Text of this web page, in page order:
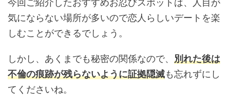
今回ご紹介したおすすめお忍びスポットは、人目が
気にならない場所が多いので恋人らしいデートを楽
しむことができるでしょう。
しかし、あくまでも秘密の関係なので、 別れた後は
不倫の痕跡が残らないように証拠隠滅も忘れずにし
てくださいね。